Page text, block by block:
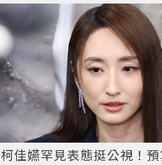
柯佳嬿罕見表態挺公視！